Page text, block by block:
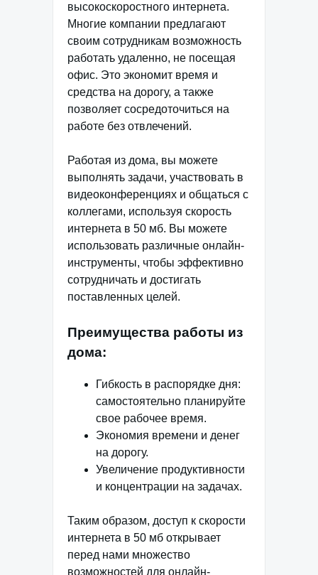
высокоскоростного интернета.
Многие компании предлагают
своим сотрудникам возможность
работать удаленно, не посещая
офис. Это экономит время и
средства на дорогу, а также
позволяет сосредоточиться на
работе без отвлечений.
Работая из дома, вы можете
выполнять задачи, участвовать в
видеоконференциях и общаться с
коллегами, используя скорость
интернета в 50 мб. Вы можете
использовать различные онлайн-
инструменты, чтобы эффективно
сотрудничать и достигать
поставленных целей.
Преимущества работы из
дома:
Гибкость в распорядке дня:
самостоятельно планируйте
свое рабочее время.
Экономия времени и денег
на дорогу.
Увеличение продуктивности
и концентрации на задачах.
Таким образом, доступ к скорости
интернета в 50 мб открывает
перед нами множество
возможностей для онлайн-